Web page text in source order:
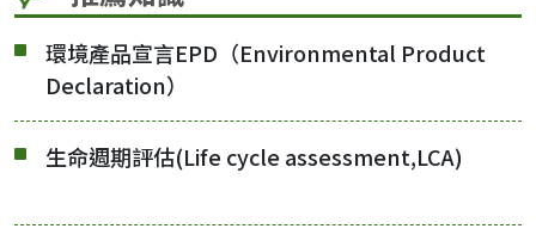
環境產品宣言EPD（Environmental Product
Declaration）
生命週期評估(Life cycle assessment,LCA)